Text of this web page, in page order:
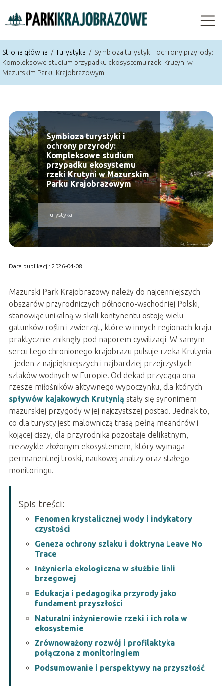
Strona główna / Turystyka / Symbioza turystyki i ochrony przyrody:
Kompleksowe studium przypadku ekosystemu rzeki Krutyni w
Mazurskim Parku Krajobrazowym
Symbioza turystyki i
ochrony przyrody:
Kompleksowe studium
przypadku ekosystemu
rzeki Krutyni w Mazurskim
Parku Krajobrazowym
Turystyka
Data publikacji: 2026-04-08
Mazurski Park Krajobrazowy należy do najcenniejszych
obszarów przyrodniczych północno-wschodniej Polski,
stanowiąc unikalną w skali kontynentu ostoję wielu
gatunków roślin i zwierząt, które w innych regionach kraju
praktycznie zniknęły pod naporem cywilizacji. W samym
sercu tego chronionego krajobrazu pulsuje rzeka Krutynia
– jeden z najpiękniejszych i najbardziej przejrzystych
szlaków wodnych w Europie. Od dekad przyciąga ona
rzesze miłośników aktywnego wypoczynku, dla których
spływów kajakowych Krutynią stały się synonimem
mazurskiej przygody w jej najczystszej postaci. Jednak to,
co dla turysty jest malowniczą trasą pełną meandrów i
kojącej ciszy, dla przyrodnika pozostaje delikatnym,
niezwykle złożonym ekosystemem, który wymaga
permanentnej troski, naukowej analizy oraz stałego
monitoringu.
Spis treści:
Fenomen krystalicznej wody i indykatory
czystości
Geneza ochrony szlaku i doktryna Leave No
Trace
Inżynieria ekologiczna w służbie linii
brzegowej
Edukacja i pedagogika przyrody jako
fundament przyszłości
Naturalni inżynierowie rzeki i ich rola w
ekosystemie
Zrównoważony rozwój i profilaktyka
połączona z monitoringiem
Podsumowanie i perspektywy na przyszłość